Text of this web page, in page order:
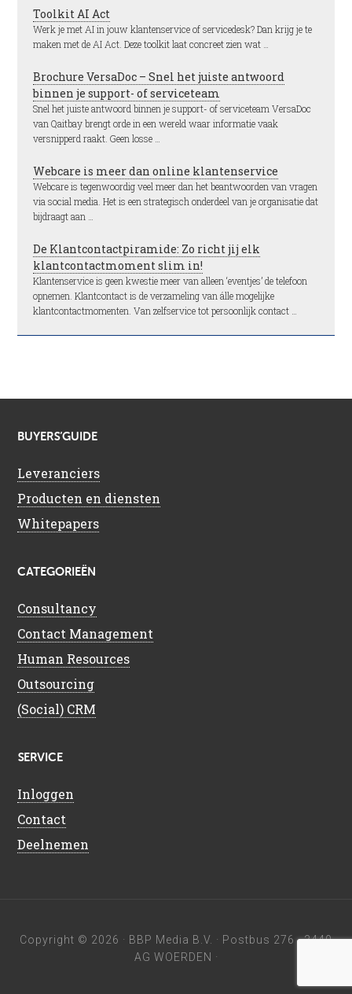
Toolkit AI Act
Werk je met AI in jouw klantenservice of servicedesk? Dan krijg je te
maken met de AI Act. Deze toolkit laat concreet zien wat …
Brochure VersaDoc – Snel het juiste antwoord
binnen je support- of serviceteam
Snel het juiste antwoord binnen je support- of serviceteam VersaDoc
van Qaitbay brengt orde in een wereld waar informatie vaak
versnipperd raakt. Geen losse …
Webcare is meer dan online klantenservice
Webcare is tegenwoordig veel meer dan het beantwoorden van vragen
via social media. Het is een strategisch onderdeel van je organisatie dat
bijdraagt aan …
De Klantcontactpiramide: Zo richt jij elk
klantcontactmoment slim in!
Klantenservice is geen kwestie meer van alleen ‘eventjes’ de telefoon
opnemen. Klantcontact is de verzameling van álle mogelijke
klantcontactmomenten. Van zelfservice tot persoonlijk contact …
BUYERS’GUIDE
Leveranciers
Producten en diensten
Whitepapers
CATEGORIEËN
Consultancy
Contact Management
Human Resources
Outsourcing
(Social) CRM
SERVICE
Inloggen
Contact
Deelnemen
Copyright © 2026 · BBP Media B.V. · Postbus 276 · 3440
AG WOERDEN ·